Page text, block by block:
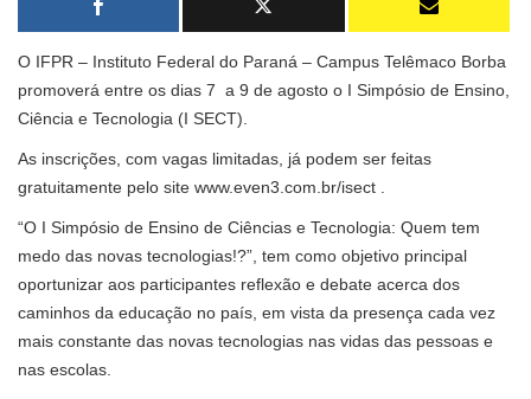
O IFPR – Instituto Federal do Paraná – Campus Telêmaco Borba
promoverá entre os dias 7 a 9 de agosto o I Simpósio de Ensino,
Ciência e Tecnologia (I SECT).
As inscrições, com vagas limitadas, já podem ser feitas
gratuitamente pelo site www.even3.com.br/isect .
“O I Simpósio de Ensino de Ciências e Tecnologia: Quem tem
medo das novas tecnologias!?”, tem como objetivo principal
oportunizar aos participantes reflexão e debate acerca dos
caminhos da educação no país, em vista da presença cada vez
mais constante das novas tecnologias nas vidas das pessoas e
nas escolas.